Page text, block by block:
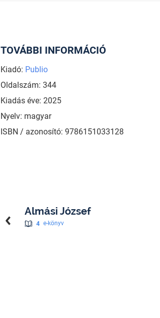
TOVÁBBI INFORMÁCIÓ
Kiadó: Publio
Oldalszám: 344
Kiadás éve: 2025
Nyelv: magyar
ISBN / azonosító: 9786151033128
Almási József
4 e-könyv